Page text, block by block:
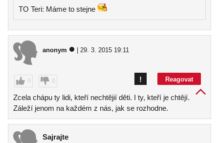
TO Teri: Máme to stejne
anonym | 29. 3. 2015 19:11
0 0 Reagovat
!
Zcela chápu ty lidi, kteří nechtějií děti. I ty, kteří je chtějí.
Záleží jenom na každém z nás, jak se rozhodne.
Sajrajte